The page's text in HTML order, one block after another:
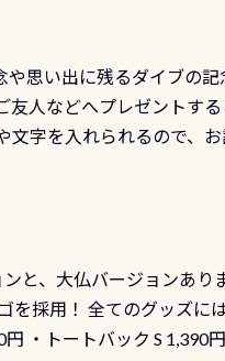
思い出に残るダイブの
人などへプレゼントす
字を入れられるので、
と、大仏バージョンあ
を採用！ 全てのグッズ
・トートバック S 1,390